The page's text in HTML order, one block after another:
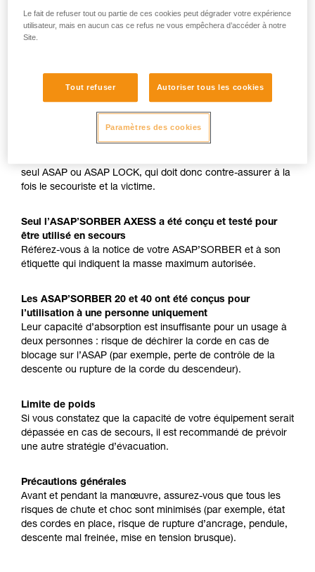
seul ASAP ou ASAP LOCK, qui doit donc contre-assurer à la
fois le secouriste et la victime.
Seul l’ASAP’SORBER AXESS a été conçu et testé pour
être utilisé en secours
Référez-vous à la notice de votre ASAP’SORBER et à son
étiquette qui indiquent la masse maximum autorisée.
Les ASAP’SORBER 20 et 40 ont été conçus pour
l’utilisation à une personne uniquement
Leur capacité d’absorption est insuffisante pour un usage à
deux personnes : risque de déchirer la corde en cas de
blocage sur l’ASAP (par exemple, perte de contrôle de la
descente ou rupture de la corde du descendeur).
Limite de poids
Si vous constatez que la capacité de votre équipement serait
dépassée en cas de secours, il est recommandé de prévoir
une autre stratégie d’évacuation.
Précautions générales
Avant et pendant la manœuvre, assurez-vous que tous les
risques de chute et choc sont minimisés (par exemple, état
des cordes en place, risque de rupture d’ancrage, pendule,
descente mal freinée, mise en tension brusque).
Le fait de refuser tout ou partie de ces cookies peut dégrader votre expérience
utilisateur, mais en aucun cas ce refus ne vous empêchera d’accéder à notre
Site.
Tout refuser Autoriser tous les cookies
Paramètres des cookies